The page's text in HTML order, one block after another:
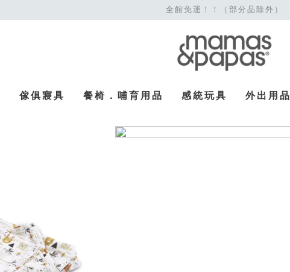
全館免運！！（部分品除外）
傢俱寢具 餐椅．哺育用品 感統玩具 外出用品